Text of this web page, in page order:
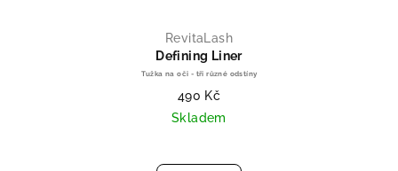
RevitaLash
Defining Liner
Tužka na oči - tři různé odstíny
490 Kč
Skladem